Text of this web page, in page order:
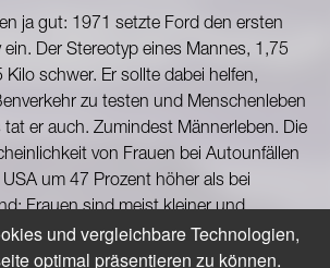
ja gut: 1971 setzte Ford den ersten
Der Stereotyp eines Mannes, 1,75
schwer. Er sollte dabei helfen,
zu testen und Menschenleben
er auch. Zumindest Männerleben. Die
von Frauen bei Autounfällen
um 47 Prozent höher als bei
Frauen sind meist kleiner und
Crashtest-Dummy.
waren die getesteten Szenarien.
und vergleichbare Technologien,
optimal präsentieren zu können.